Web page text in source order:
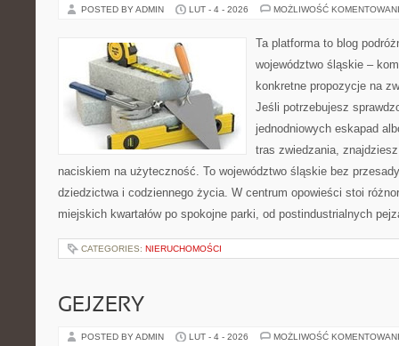
POSTED BY ADMIN LUT - 4 - 2026 MOŻLIWOŚĆ
Ta platforma to blog
województwo śląskie –
konkretne propozycje na
Jeśli potrzebujesz
jednodniowych eskapad
tras zwiedzania,
naciskiem na użyteczność. To województwo śląskie bez
dziedzictwa i codziennego życia. W centrum opowieści stoi
miejskich kwartałów po spokojne parki, od postindustrialnych
CATEGORIES: NIERUCHOMOŚCI
GEJZERY
POSTED BY ADMIN LUT - 4 - 2026 MOŻLIWOŚĆ